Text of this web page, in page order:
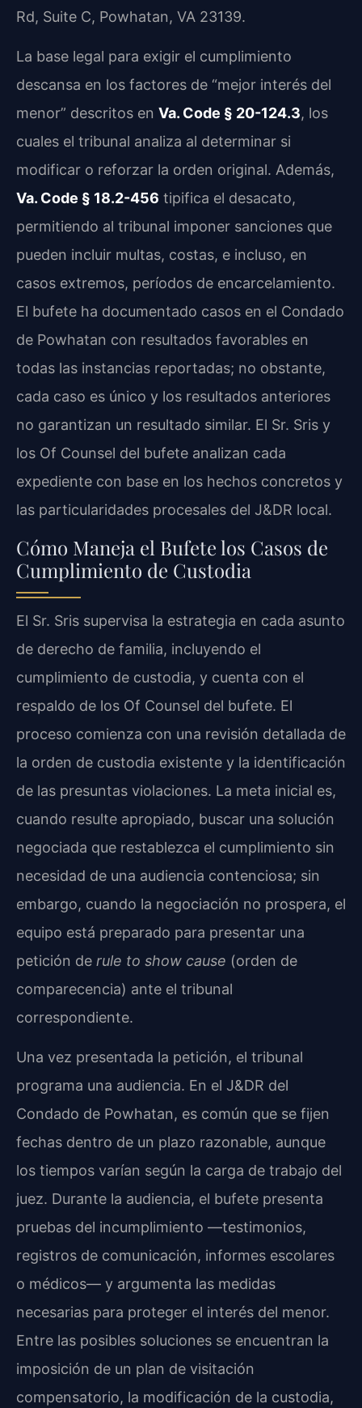
Rd, Suite C, Powhatan, VA 23139.
La base legal para exigir el cumplimiento
descansa en los factores de “mejor interés del
menor” descritos en Va. Code § 20-124.3, los
cuales el tribunal analiza al determinar si
modificar o reforzar la orden original. Además,
Va. Code § 18.2-456 tipifica el desacato,
permitiendo al tribunal imponer sanciones que
pueden incluir multas, costas, e incluso, en
casos extremos, períodos de encarcelamiento.
El bufete ha documentado casos en el Condado
de Powhatan con resultados favorables en
todas las instancias reportadas; no obstante,
cada caso es único y los resultados anteriores
no garantizan un resultado similar. El Sr. Sris y
los Of Counsel del bufete analizan cada
expediente con base en los hechos concretos y
las particularidades procesales del J&DR local.
Cómo Maneja el Bufete los Casos de
Cumplimiento de Custodia
El Sr. Sris supervisa la estrategia en cada asunto
de derecho de familia, incluyendo el
cumplimiento de custodia, y cuenta con el
respaldo de los Of Counsel del bufete. El
proceso comienza con una revisión detallada de
la orden de custodia existente y la identificación
de las presuntas violaciones. La meta inicial es,
cuando resulte apropiado, buscar una solución
negociada que restablezca el cumplimiento sin
necesidad de una audiencia contenciosa; sin
embargo, cuando la negociación no prospera, el
equipo está preparado para presentar una
petición de rule to show cause (orden de
comparecencia) ante el tribunal
correspondiente.
Una vez presentada la petición, el tribunal
programa una audiencia. En el J&DR del
Condado de Powhatan, es común que se fijen
fechas dentro de un plazo razonable, aunque
los tiempos varían según la carga de trabajo del
juez. Durante la audiencia, el bufete presenta
pruebas del incumplimiento —testimonios,
registros de comunicación, informes escolares
o médicos— y argumenta las medidas
necesarias para proteger el interés del menor.
Entre las posibles soluciones se encuentran la
imposición de un plan de visitación
compensatorio, la modificación de la custodia,